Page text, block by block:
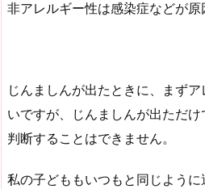
非アレルギー性は感染症などが原
じんましんが出たときに、まず
いですが、じんましんが出ただ
判断することはできません。
私の子どももいつもと同じよう